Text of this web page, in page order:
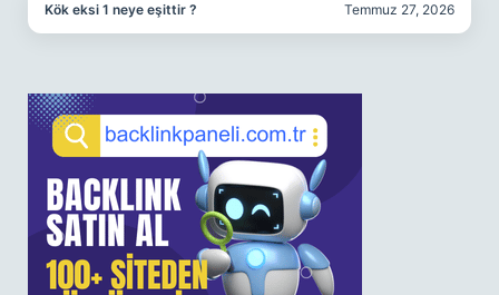
Kök eksi 1 neye eşittir ? Temmuz 27, 2026